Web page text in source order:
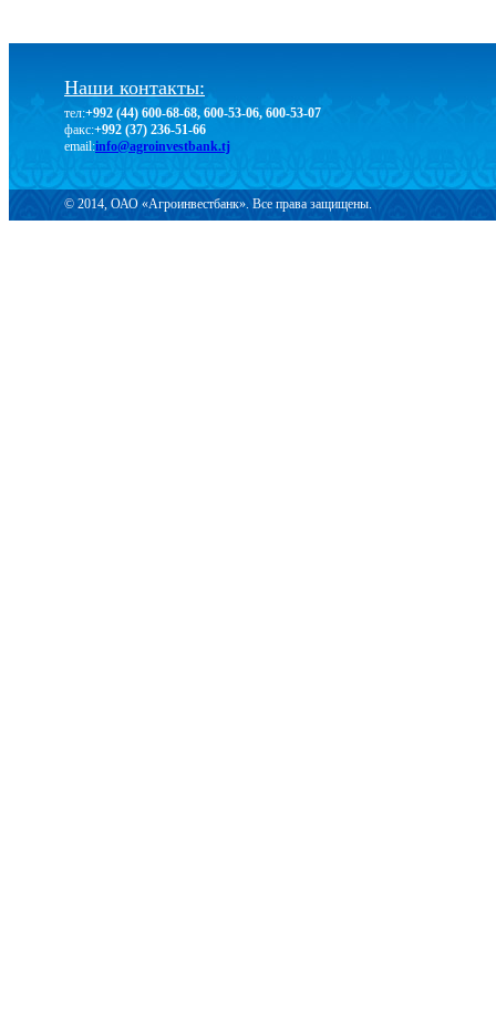
Наши контакты:
тел:+992 (44) 600-68-68, 600-53-06, 600-53-07
факс:+992 (37) 236-51-66
email:info@agroinvestbank.tj
© 2014, ОАО «Агроинвестбанк». Все права защищены.